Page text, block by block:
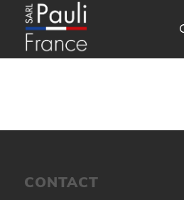
CONTACT